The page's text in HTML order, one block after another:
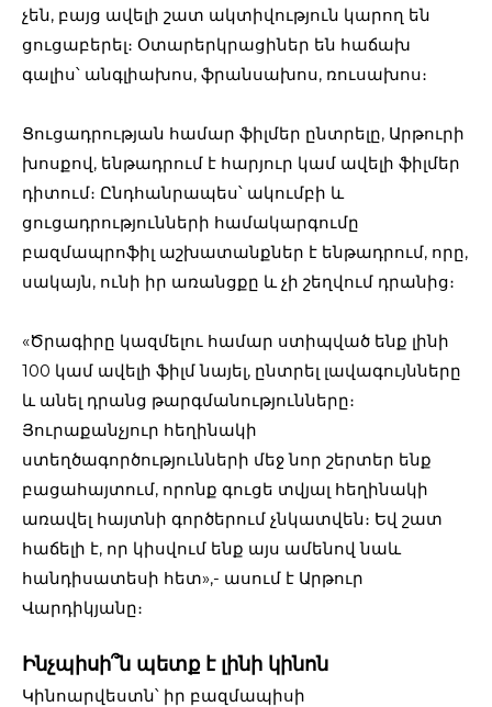
չեն, բայց ավելի շատ ակտիվություն կարող են
ցուցաբերել։ Օտարերկրացիներ են հաճախ
գալիս՝ անգլիախոս, ֆրանսախոս, ռուսախոս։
Ցուցադրության համար ֆիլմեր ընտրելը, Արթուրի
խոսքով, ենթադրում է հարյուր կամ ավելի ֆիլմեր
դիտում։ Ընդհանրապես՝ ակումբի և
ցուցադրությունների համակարգումը
բազմապրոֆիլ աշխատանքներ է ենթադրում, որը,
սակայն, ունի իր առանցքը և չի շեղվում դրանից։
«Ծրագիրը կազմելու համար ստիպված ենք լինի
100 կամ ավելի ֆիլմ նայել, ընտրել լավագույնները
և անել դրանց թարգմանությունները։
Յուրաքանչյուր հեղինակի
ստեղծագործությունների մեջ նոր շերտեր ենք
բացահայտում, որոնք գուցե տվյալ հեղինակի
առավել հայտնի գործերում չնկատվեն։ Եվ շատ
հաճելի է, որ կիսվում ենք այս ամենով նաև
հանդիսատեսի հետ»,- ասում է Արթուր
Վարդիկյանը։
Ինչպիսի՞ն պետք է լինի կինոն
Կինոարվեստն՝ իր բազմապիսի